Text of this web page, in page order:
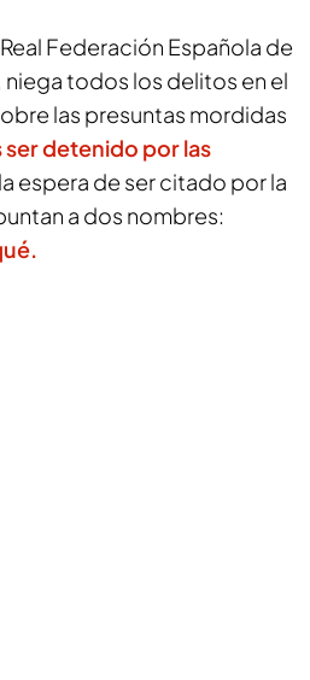
Federación Española de
niega todos los delitos en el
las presuntas mordidas
ser detenido por las
espera de ser citado por la
a dos nombres: